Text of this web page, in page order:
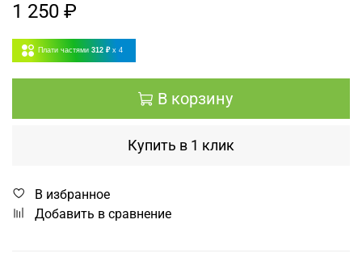
1 250 ₽
Плати частями 312 ₽ x 4
В корзину
Купить в 1 клик
В избранное
Добавить в сравнение